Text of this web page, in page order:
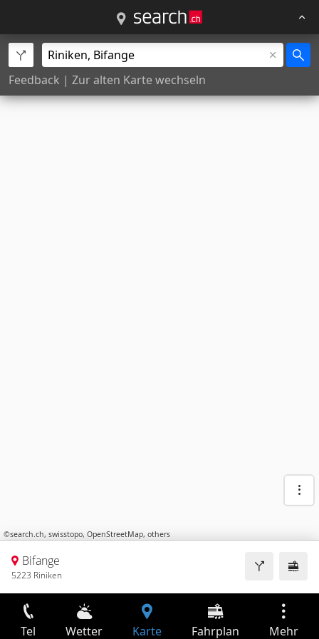
Feedback | Zur alten Karte wechseln
©search.ch, swisstopo, OpenStreetMap, others
Bifange
5223 Riniken
Tel Wetter Karte Fahrplan Mehr